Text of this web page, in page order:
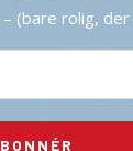
(bare rolig,